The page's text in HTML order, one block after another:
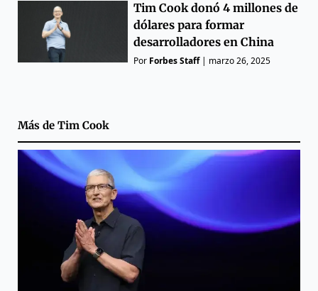
Tim Cook donó 4 millones de
dólares para formar
desarrolladores en China
Por Forbes Staff| marzo 26, 2025
Más de Tim Cook